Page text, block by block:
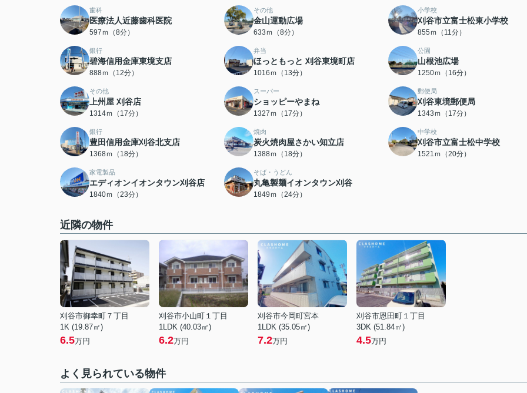
歯科
医療法人近藤歯科医院
597ｍ（8分）
その他
金山運動広場
633ｍ（8分）
小学校
刈谷市立富士松東小学校
855ｍ（11分）
銀行
碧海信用金庫東境支店
888ｍ（12分）
弁当
ほっともっと 刈谷東境町店
1016ｍ（13分）
公園
山根池広場
1250ｍ（16分）
その他
上州屋 刈谷店
1314ｍ（17分）
スーパー
ショッピーやまね
1327ｍ（17分）
郵便局
刈谷東境郵便局
1343ｍ（17分）
銀行
豊田信用金庫刈谷北支店
1368ｍ（18分）
焼肉
炭火焼肉屋さかい知立店
1388ｍ（18分）
中学校
刈谷市立富士松中学校
1521ｍ（20分）
家電製品
エディオンイオンタウン刈谷店
1840ｍ（23分）
そば・うどん
丸亀製麺イオンタウン刈谷
1849ｍ（24分）
近隣の物件
刈谷市御幸町７丁目
1K (19.87㎡)
6.5万円
刈谷市小山町１丁目
1LDK (40.03㎡)
6.2万円
刈谷市今岡町宮本
1LDK (35.05㎡)
7.2万円
刈谷市恩田町１丁目
3DK (51.84㎡)
4.5万円
よく見られている物件